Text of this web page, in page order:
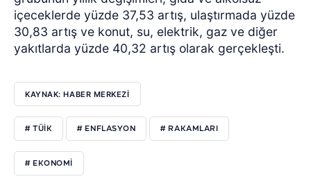
içeceklerde yüzde 37,53 artış, ulaştırmada yüzde
30,83 artış ve konut, su, elektrik, gaz ve diğer
yakıtlarda yüzde 40,32 artış olarak gerçekleşti.
KAYNAK: HABER MERKEZİ
# TÜİK # ENFLASYON # RAKAMLARI
# EKONOMİ